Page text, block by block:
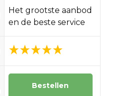
Het grootste aanbod
en de beste service
Bestellen